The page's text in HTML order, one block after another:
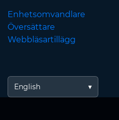
Enhetsomvandlare
Översättare
Webbläsartillägg
English